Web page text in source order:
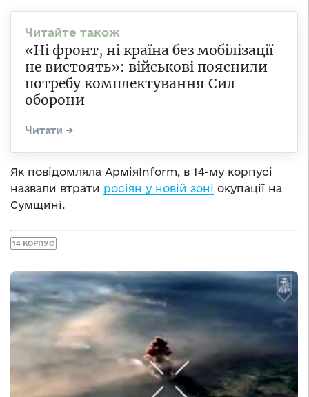
«Ні фронт, ні країна без мобілізації
не вистоять»: військові пояснили
потребу комплектування Сил
оборони
Як повідомляла АрміяInform, в 14-му корпусі
назвали втрати росіян у новій зоні окупації на
Сумщині.
14 КОРПУС